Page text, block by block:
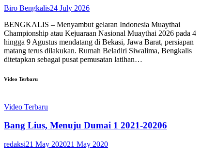
Biro Bengkalis24 July 2026
BENGKALIS – Menyambut gelaran Indonesia Muaythai
Championship atau Kejuaraan Nasional Muaythai 2026 pada 4
hingga 9 Agustus mendatang di Bekasi, Jawa Barat, persiapan
matang terus dilakukan. Rumah Beladiri Siwalima, Bengkalis
ditetapkan sebagai pusat pemusatan latihan…
Video Terbaru
Video Terbaru
Bang Lius, Menuju Dumai 1 2021-20206
redaksi21 May 202021 May 2020